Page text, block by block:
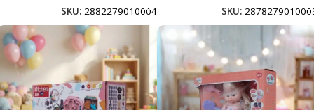
SKU:
SKU: 2882279010004